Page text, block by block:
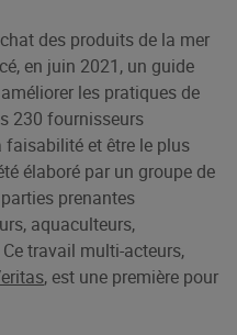
des produits de la mer
en juin 2021, un guide
les pratiques de
230 fournisseurs
faisabilité et être le plus
élaboré par un groupe de
prenantes
aquaculteurs,
travail multi-acteurs,
, est une première pour